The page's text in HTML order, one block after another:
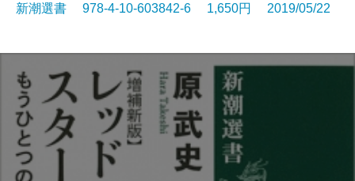
新潮選書 978-4-10-603842-6 1,650円 2019/05/22